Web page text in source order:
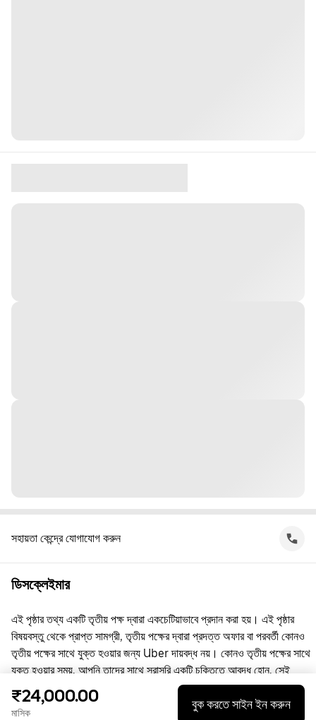
সহায়তা কেন্দ্রে যোগাযোগ করুন
ডিসক্লেইমার
এই পৃষ্ঠার তথ্য একটি তৃতীয় পক্ষ দ্বারা একচেটিয়াভাবে প্রদান করা হয়। এই পৃষ্ঠার
বিষয়বস্তু থেকে প্রাপ্ত সামগ্রী, তৃতীয় পক্ষের দ্বারা প্রদত্ত অফার বা পরবর্তী কোনও
তৃতীয় পক্ষের সাথে যুক্ত হওয়ার জন্য Uber দায়বদ্ধ নয়। কোনও তৃতীয় পক্ষের সাথে
যুক্ত হওয়ার সময়, আপনি তাদের সাথে সরাসরি একটি চুক্তিতে আবদ্ধ হোন, সেই
চুক্তিতে Uber কোনো পক্ষ নয়। প্রশ্নের জন্য, অনুগ্রহ করে সরাসরি তৃতীয় পক্ষের
সাথে যোগাযোগ করুন।
₹24,000.00
মাসিক
বুক করতে সাইন ইন করুন